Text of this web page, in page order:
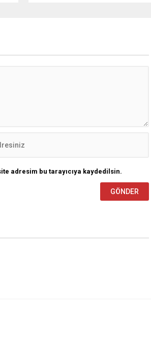
adresim bu tarayıcıya kaydedilsin.